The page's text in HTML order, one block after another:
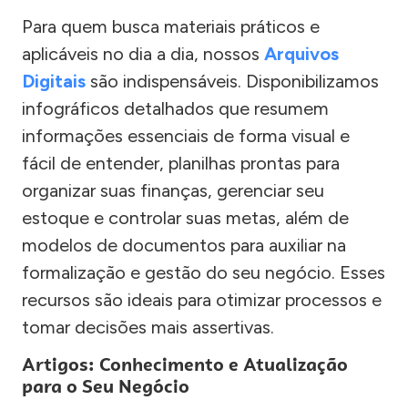
Para quem busca materiais práticos e
aplicáveis no dia a dia, nossos Arquivos
Digitais são indispensáveis. Disponibilizamos
infográficos detalhados que resumem
informações essenciais de forma visual e
fácil de entender, planilhas prontas para
organizar suas finanças, gerenciar seu
estoque e controlar suas metas, além de
modelos de documentos para auxiliar na
formalização e gestão do seu negócio. Esses
recursos são ideais para otimizar processos e
tomar decisões mais assertivas.
Artigos: Conhecimento e Atualização
para o Seu Negócio